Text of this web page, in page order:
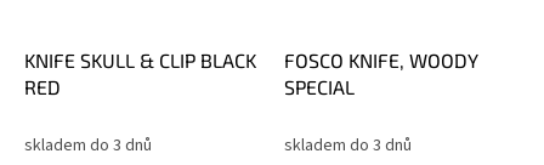
KNIFE SKULL & CLIP BLACK
RED
skladem do 3 dnů
FOSCO KNIFE, WOODY
SPECIAL
skladem do 3 dnů